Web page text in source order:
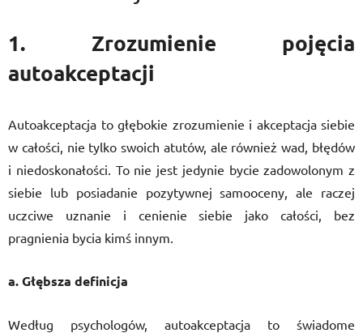
1. Zrozumienie pojęcia
autoakceptacji
Autoakceptacja to głębokie zrozumienie i akceptacja siebie
w całości, nie tylko swoich atutów, ale również wad, błędów
i niedoskonałości. To nie jest jedynie bycie zadowolonym z
siebie lub posiadanie pozytywnej samooceny, ale raczej
uczciwe uznanie i cenienie siebie jako całości, bez
pragnienia bycia kimś innym.
a. Głębsza definicja
Według psychologów, autoakceptacja to świadome